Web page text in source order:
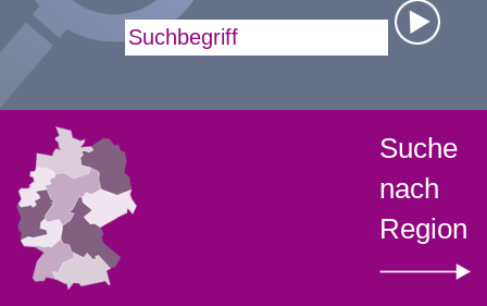
Suchbegriff
Suche
nach
Region